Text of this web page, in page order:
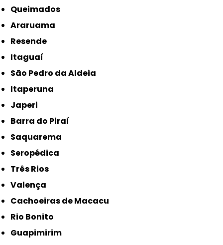
Queimados
Araruama
Resende
Itaguaí
São Pedro da Aldeia
Itaperuna
Japeri
Barra do Piraí
Saquarema
Seropédica
Três Rios
Valença
Cachoeiras de Macacu
Rio Bonito
Guapimirim